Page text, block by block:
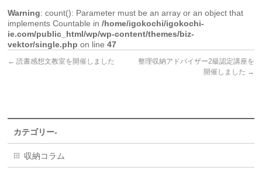
Warning: count(): Parameter must be an array or an object that
implements Countable in/home/igokochi/igokochi-
ie.com/public_html/wp/wp-content/themes/biz-
vektor/single.php on line47
← 読書感想文教室を開催しました
整理収納アドバイザー2級認定講座を
開催しました →
カテゴリー-
収納コラム